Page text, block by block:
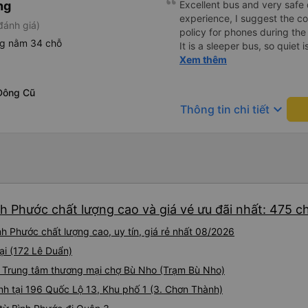
giá)
nằm 34 chỗ
Cũ
Excellent bus and very
experience, I suggest the
policy for phones during
It is a sleeper bus, so quiet
Wi-Fi password clearly
hơn, tôi góp ý nhà xe nên
lặng (tắt âm thanh điện
Xem thêm
Thông tin chi tiết keyboard_arrow_down
Phước chất lượng cao và giá vé ưu đãi nhất: 475
Phước chất lượng cao, uy tín, giá rẻ nhất 08/2026
(172 Lê Duẩn)
tâm thương mại chợ Bù Nho (Trạm Bù Nho)
tại 196 Quốc Lộ 13, Khu phố 1 (3. Chơn Thành)